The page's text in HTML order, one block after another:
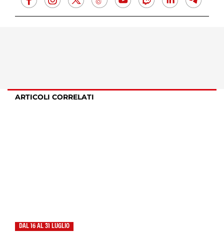
ARTICOLI CORRELATI
DAL 16 AL 31 LUGLIO